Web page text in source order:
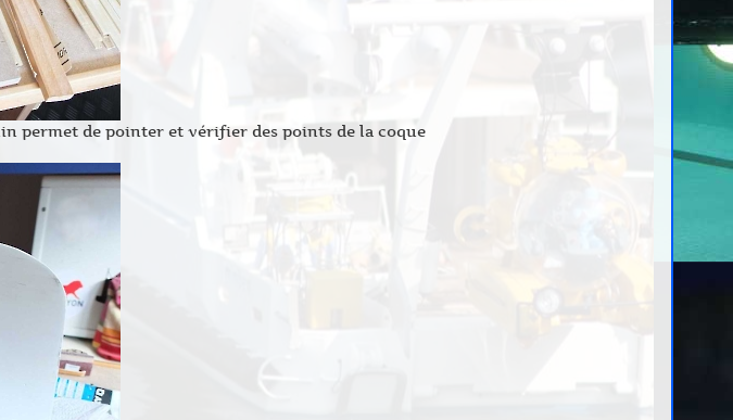
permet de pointer et vérifier des points de la coque